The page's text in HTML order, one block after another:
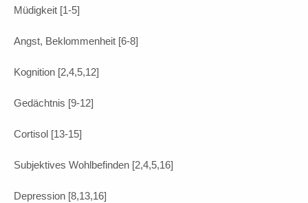
Müdigkeit [1-5]
Angst, Beklommenheit [6-8]
Kognition [2,4,5,12]
Gedächtnis [9-12]
Cortisol [13-15]
Subjektives Wohlbefinden [2,4,5,16]
Depression [8,13,16]